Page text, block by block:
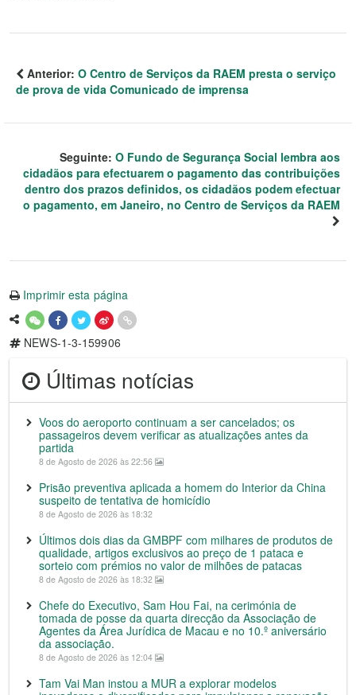
Anterior: O Centro de Serviços da RAEM presta o serviço
de prova de vida Comunicado de imprensa
Seguinte: O Fundo de Segurança Social lembra aos
cidadãos para efectuarem o pagamento das contribuições
dentro dos prazos definidos, os cidadãos podem efectuar
o pagamento, em Janeiro, no Centro de Serviços da RAEM
Imprimir esta página
NEWS-1-3-159906
Últimas notícias
Voos do aeroporto continuam a ser cancelados; os
passageiros devem verificar as atualizações antes da
partida
8 de Agosto de 2026 às 22:56
Prisão preventiva aplicada a homem do Interior da China
suspeito de tentativa de homicídio
8 de Agosto de 2026 às 18:32
Últimos dois dias da GMBPF com milhares de produtos de
qualidade, artigos exclusivos ao preço de 1 pataca e
sorteio com prémios no valor de milhões de patacas
8 de Agosto de 2026 às 18:32
Chefe do Executivo, Sam Hou Fai, na cerimónia de
tomada de posse da quarta direcção da Associação de
Agentes da Área Jurídica de Macau e no 10.º aniversário
da associação.
8 de Agosto de 2026 às 12:04
Tam Vai Man instou a MUR a explorar modelos